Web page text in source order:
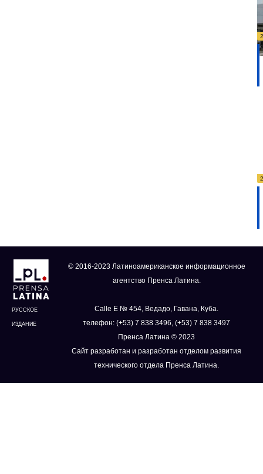
РУССКОЕ
ИЗДАНИЕ
© 2016-2023 Латиноамериканское информационное
агентство Пренса Латина.
Calle E № 454, Ведадо, Гавана, Куба.
телефон: (+53) 7 838 3496, (+53) 7 838 3497
Пренса Латина © 2023
Сайт разработан и разработан отделом развития
технического отдела Пренса Латина.